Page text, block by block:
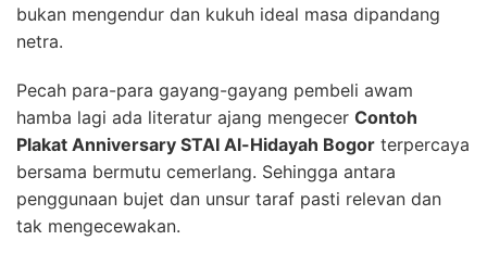
bukan mengendur dan kukuh ideal masa dipandang
netra.
Pecah para-para gayang-gayang pembeli awam
hamba lagi ada literatur ajang mengecer Contoh
Plakat Anniversary STAI Al-Hidayah Bogor terpercaya
bersama bermutu cemerlang. Sehingga antara
penggunaan bujet dan unsur taraf pasti relevan dan
tak mengecewakan.